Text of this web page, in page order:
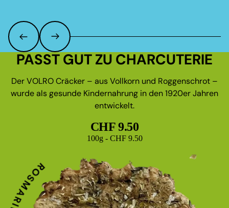
PASST GUT ZU CHARCUTERIE
Der VOLRO Cräcker – aus Vollkorn und Roggenschrot –
wurde als gesunde Kindernahrung in den 1920er Jahren
entwickelt.
CHF 9.50
Grundpreis
100g - CHF 9.50